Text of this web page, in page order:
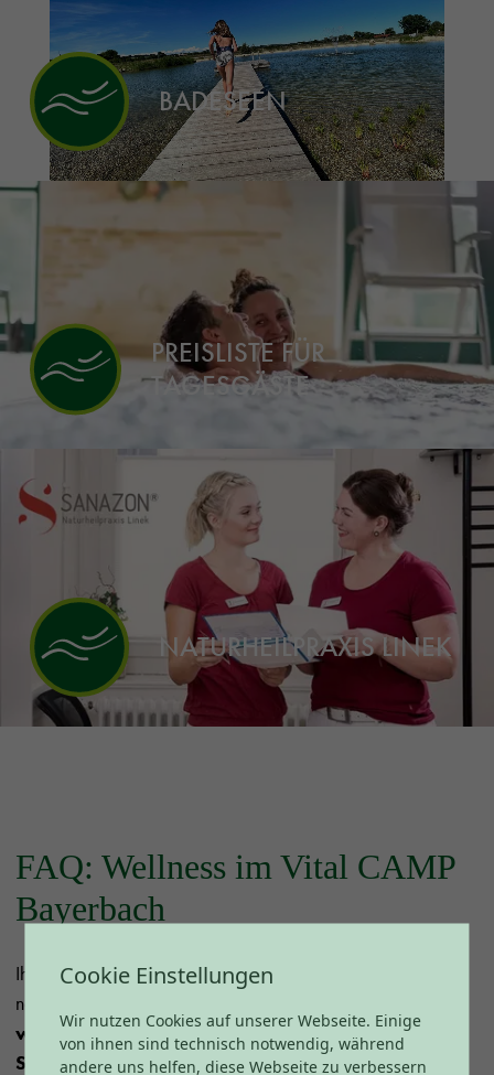
BADESEEN
PREISLISTE FÜR
TAGESGÄSTE
NATURHEILPRAXIS LINEK
FAQ: Wellness im Vital CAMP
Bayerbach
Ihr möchtet alles über unsere Wellnessangebote wissen? Im
nachfolgenden FAQ findet
wichtigsten Fragen zu Thermalhallenbad,
SaunaWelt, Spa-Anwendungen, Naturbadeseen
Cookie Einstellungen
Wir nutzen Cookies auf unserer Webseite. Einige
von ihnen sind technisch notwendig, während
andere uns helfen, diese Webseite zu verbessern